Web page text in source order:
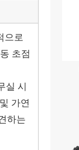
으로
초점
실 시
가연
하는